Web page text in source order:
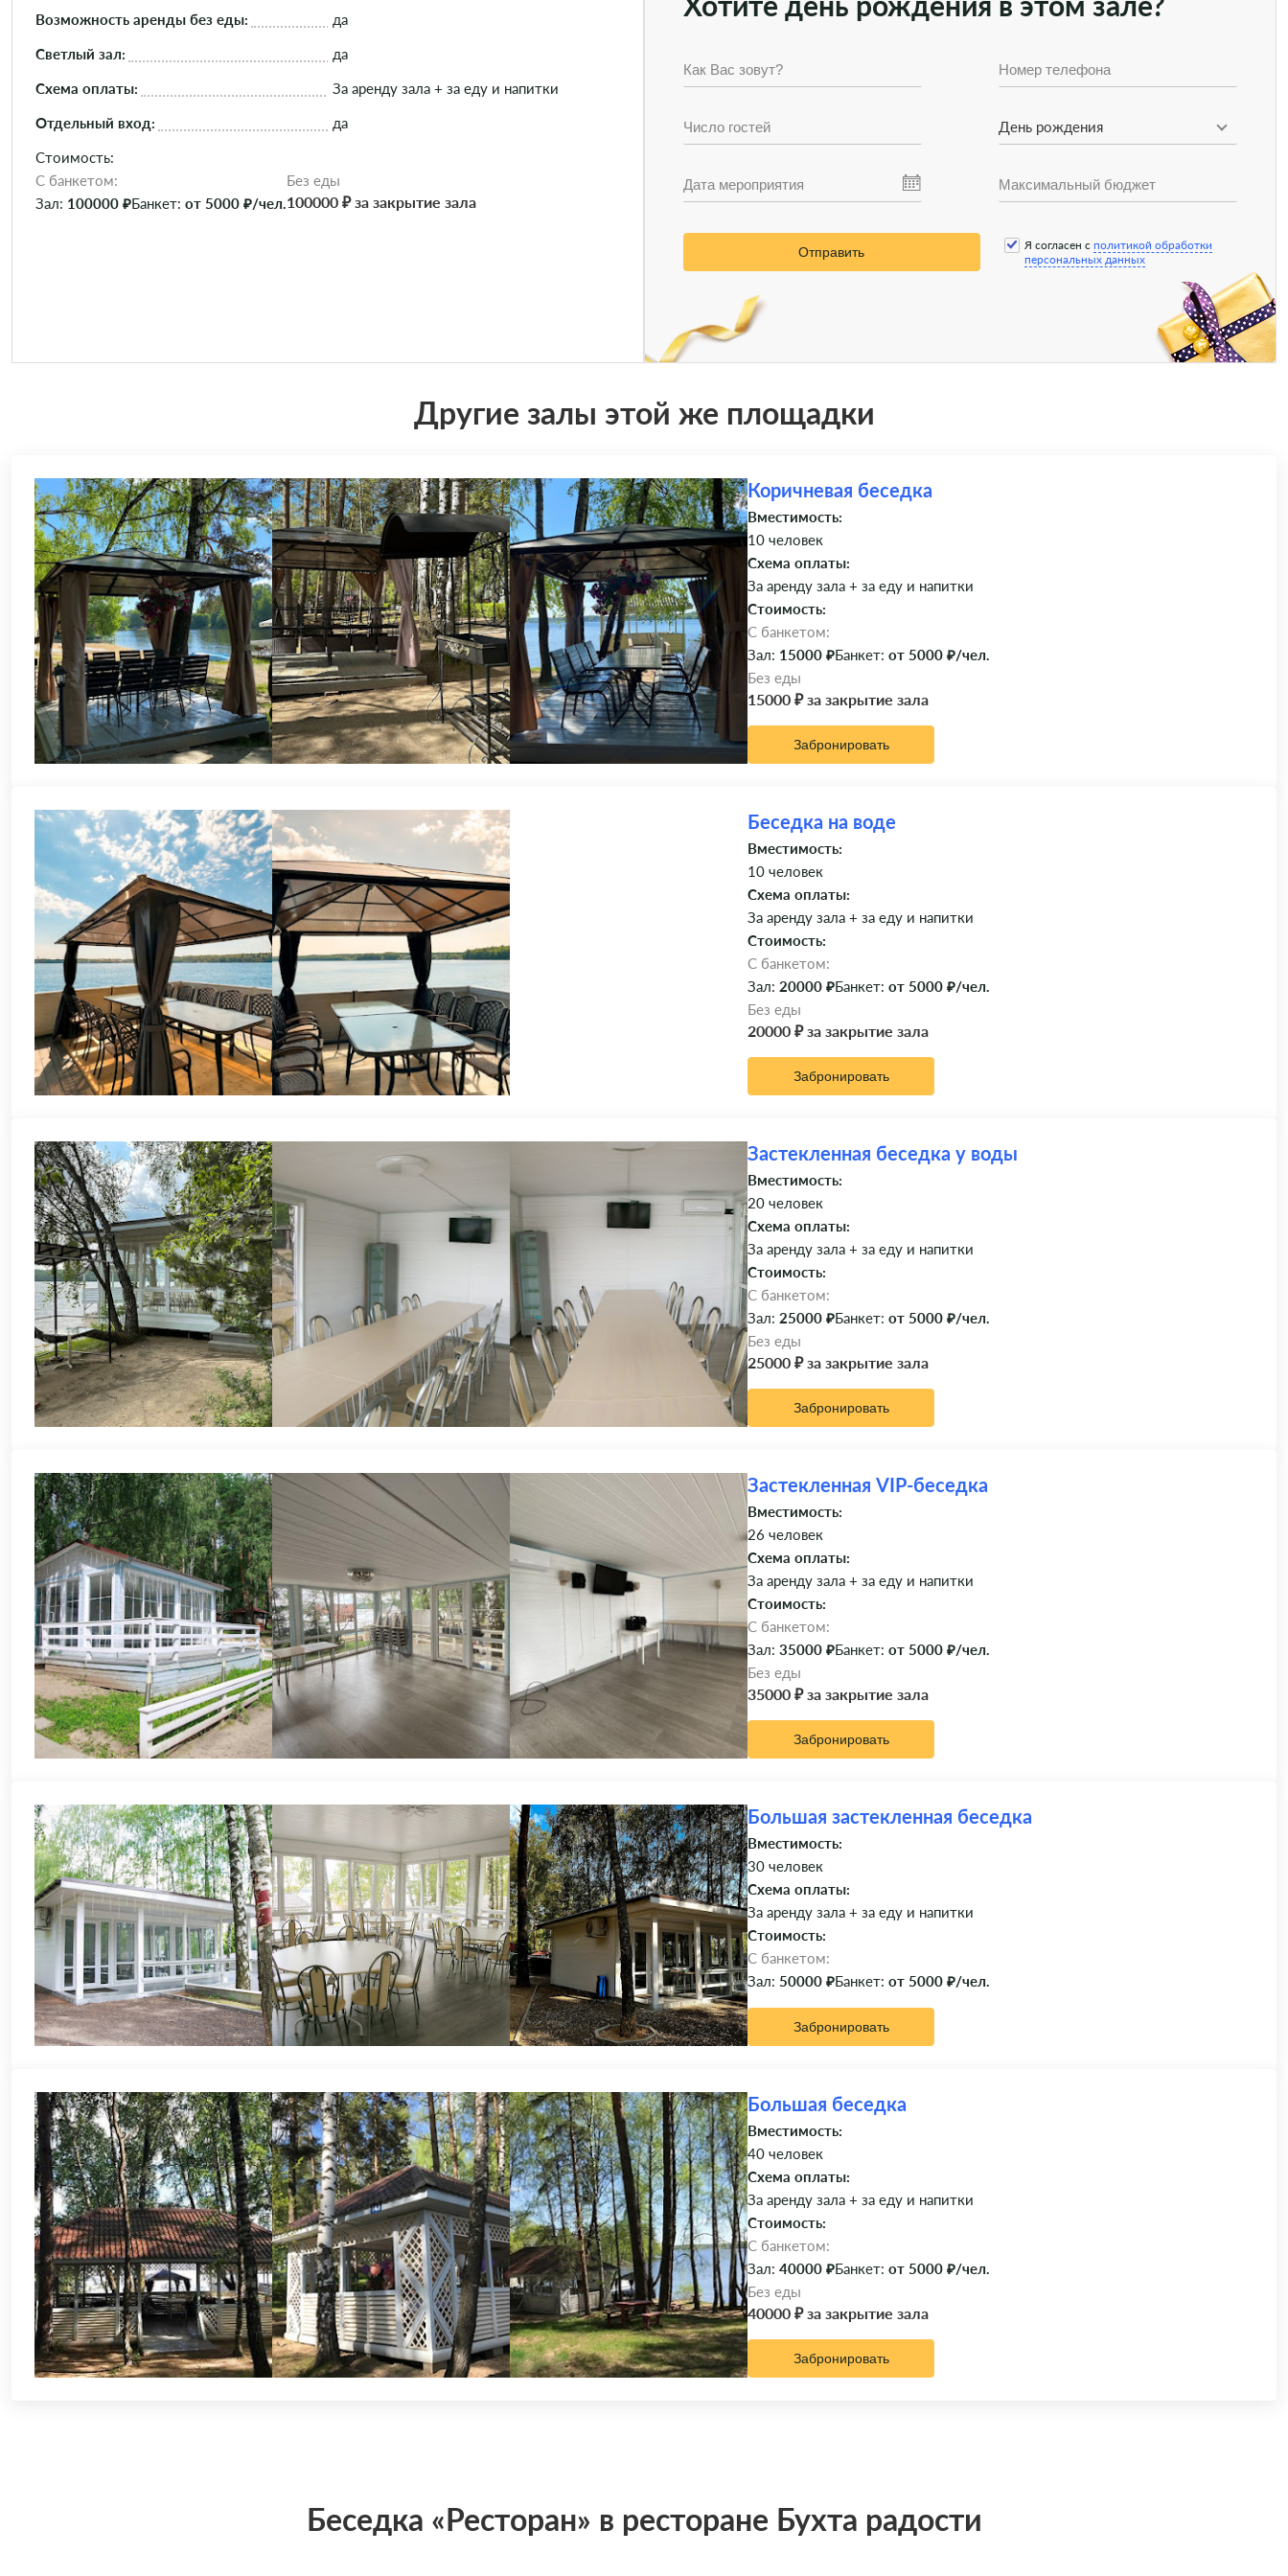
Возможность аренды без еды:
да
Светлый зал:
да
Схема оплаты:
За аренду зала + за еду и напитки
Отдельный вход:
да
Стоимость:
C банкетом:
Зал: 100000 ₽Банкет: от 5000 ₽/чел.
Без еды
100000 ₽ за закрытие зала
День рождения
Отправить Я согласен с политикой обработки
персональных данных
Другие залы этой же площадки
Коричневая беседка
Вместимость:
10 человек
Схема оплаты:
За аренду зала + за еду и напитки
Стоимость:
C банкетом:
Зал: 15000 ₽Банкет: от 5000 ₽/чел.
Без еды
15000 ₽ за закрытие зала
Забронировать
Беседка на воде
Вместимость:
10 человек
Схема оплаты:
За аренду зала + за еду и напитки
Стоимость:
C банкетом:
Зал: 20000 ₽Банкет: от 5000 ₽/чел.
Без еды
20000 ₽ за закрытие зала
Забронировать
Застекленная беседка у воды
Вместимость:
20 человек
Схема оплаты:
За аренду зала + за еду и напитки
Стоимость:
C банкетом:
Зал: 25000 ₽Банкет: от 5000 ₽/чел.
Без еды
25000 ₽ за закрытие зала
Забронировать
Застекленная VIP-беседка
Вместимость:
26 человек
Схема оплаты:
За аренду зала + за еду и напитки
Стоимость:
C банкетом:
Зал: 35000 ₽Банкет: от 5000 ₽/чел.
Без еды
35000 ₽ за закрытие зала
Забронировать
Большая застекленная беседка
Вместимость:
30 человек
Схема оплаты:
За аренду зала + за еду и напитки
Стоимость:
C банкетом:
Зал: 50000 ₽Банкет: от 5000 ₽/чел.
Забронировать
Большая беседка
Вместимость:
40 человек
Схема оплаты:
За аренду зала + за еду и напитки
Стоимость:
C банкетом:
Зал: 40000 ₽Банкет: от 5000 ₽/чел.
Без еды
40000 ₽ за закрытие зала
Забронировать
Беседка «Ресторан» в ресторане Бухта радости